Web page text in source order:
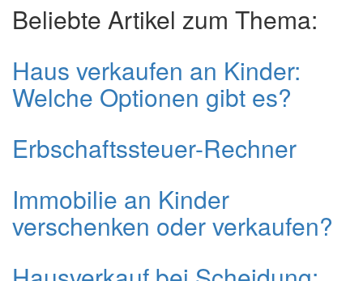
Beliebte Artikel zum Thema:
Haus verkaufen an Kinder:
Welche Optionen gibt es?
Erbschaftssteuer-Rechner
Immobilie an Kinder
verschenken oder verkaufen?